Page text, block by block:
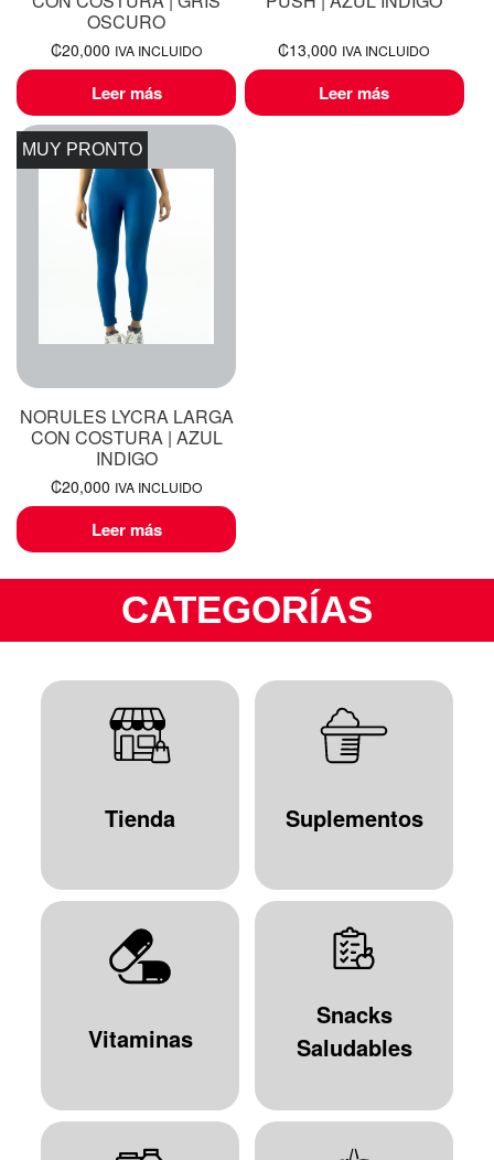
OSCURO
₡20,000 IVA INCLUIDO
Leer más
₡13,000 IVA INCLUIDO
Leer más
MUY PRONTO
NORULES LYCRA LARGA
CON COSTURA | AZUL
INDIGO
₡20,000 IVA INCLUIDO
Leer más
CATEGORÍAS
Tienda Suplementos
Vitaminas
Snacks
Saludables